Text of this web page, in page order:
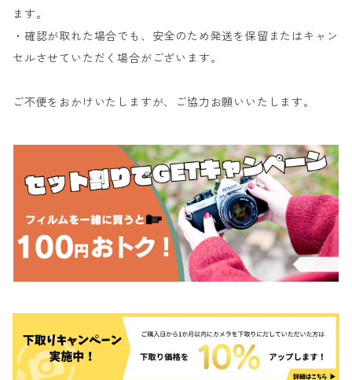
ます。
・確認が取れた場合でも、安全のため発送を保留またはキャン
セルさせていただく場合がございます。
ご不便をおかけいたしますが、ご協力お願いいたします。